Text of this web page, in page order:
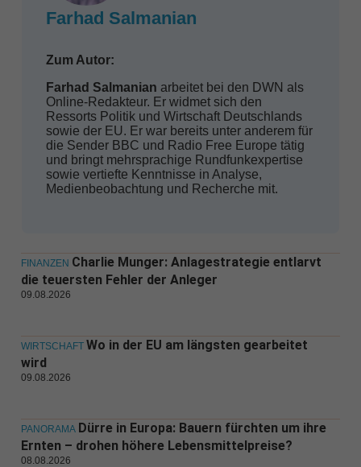
Farhad Salmanian
Zum Autor:
Farhad Salmanian arbeitet bei den DWN als
Online-Redakteur. Er widmet sich den
Ressorts Politik und Wirtschaft Deutschlands
sowie der EU. Er war bereits unter anderem für
die Sender BBC und Radio Free Europe tätig
und bringt mehrsprachige Rundfunkexpertise
sowie vertiefte Kenntnisse in Analyse,
Medienbeobachtung und Recherche mit.
FINANZEN Charlie Munger: Anlagestrategie entlarvt
die teuersten Fehler der Anleger
09.08.2026
WIRTSCHAFT Wo in der EU am längsten gearbeitet
wird
09.08.2026
PANORAMA Dürre in Europa: Bauern fürchten um ihre
Ernten – drohen höhere Lebensmittelpreise?
08.08.2026